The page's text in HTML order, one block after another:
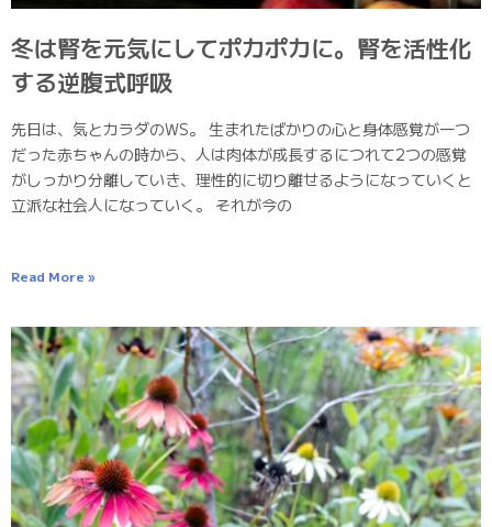
冬は腎を元気にしてポカポカに。腎を活性化
する逆腹式呼吸
先日は、気とカラダのWS。 生まれたばかりの心と身体感覚が一つ
だった赤ちゃんの時から、人は肉体が成長するにつれて2つの感覚
がしっかり分離していき、理性的に切り離せるようになっていくと
立派な社会人になっていく。 それが今の
Read More »